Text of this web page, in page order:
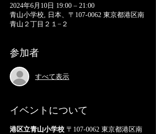
2024年6月10日 19:00 – 21:00
青山小学校, 日本、〒107-0062 東京都港区南
青山２丁目２１−２
参加者
すべて表示
イベントについて
港区立青山小学校 〒107-0062 東京都港区南